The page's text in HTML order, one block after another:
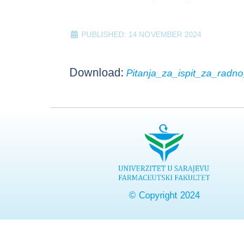
PUBLISHED: 14 NOVEMBER 2024
Download:
© Copyright 2024